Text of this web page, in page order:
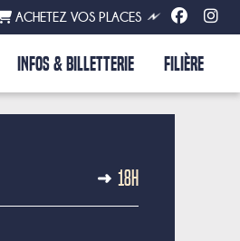
ACHETEZ VOS PLACES
INFOS & BILLETTERIE FILIÈRE
18H